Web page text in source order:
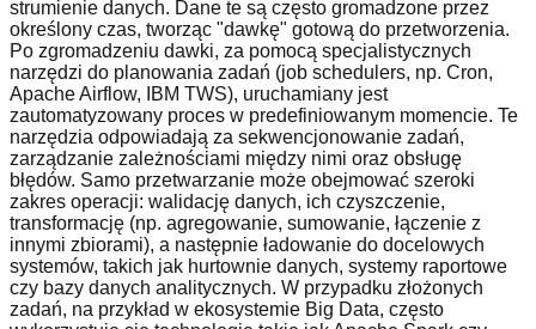
strumienie danych. Dane te są często gromadzone przez
określony czas, tworząc "dawkę" gotową do przetworzenia.
Po zgromadzeniu dawki, za pomocą specjalistycznych
narzędzi do planowania zadań (job schedulers, np. Cron,
Apache Airflow, IBM TWS), uruchamiany jest
zautomatyzowany proces w predefiniowanym momencie. Te
narzędzia odpowiadają za sekwencjonowanie zadań,
zarządzanie zależnościami między nimi oraz obsługę
błędów. Samo przetwarzanie może obejmować szeroki
zakres operacji: walidację danych, ich czyszczenie,
transformację (np. agregowanie, sumowanie, łączenie z
innymi zbiorami), a następnie ładowanie do docelowych
systemów, takich jak hurtownie danych, systemy raportowe
czy bazy danych analitycznych. W przypadku złożonych
zadań, na przykład w ekosystemie Big Data, często